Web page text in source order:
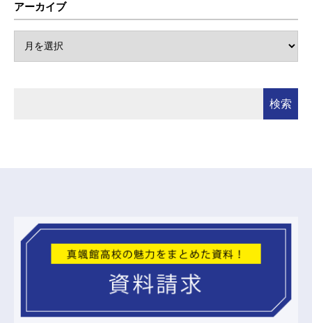
アーカイブ